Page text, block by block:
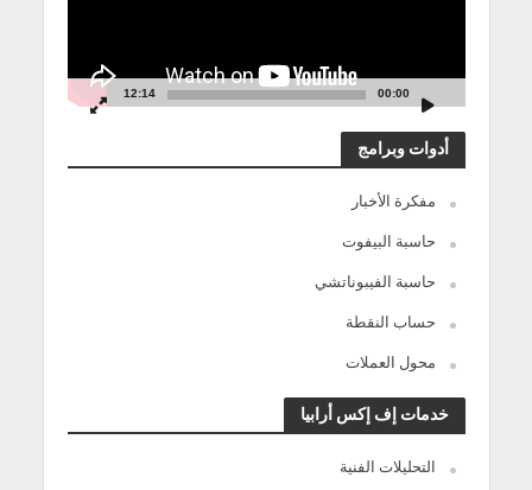
00:00
12:14
أدوات وبرامج
مفكرة الأخبار
حاسبة البيفوت
حاسبة الفيبوناتشي
حساب النقطة
محول العملات
خدمات إف إكس أرابيا
التحليلات الفنية